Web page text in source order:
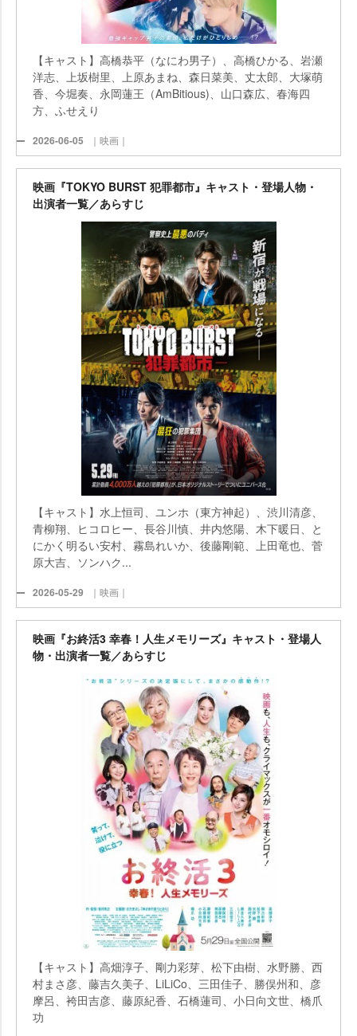
【キャスト】高橋恭平（なにわ男子）、高橋ひかる、岩瀬
洋志、上坂樹里、上原あまね、森日菜美、丈太郎、大塚萌
香、今堀奏、永岡蓮王（AmBitious)、山口森広、春海四
方、ふせえり
2026-06-05 ｜映画｜
映画『TOKYO BURST 犯罪都市』キャスト・登場人物・
出演者一覧／あらすじ
【キャスト】水上恒司、ユンホ（東方神起）、渋川清彦、
青柳翔、ヒコロヒー、長谷川慎、井内悠陽、木下暖日、と
にかく明るい安村、霧島れいか、後藤剛範、上田竜也、菅
原大吉、ソンハク...
2026-05-29 ｜映画｜
映画『お終活3 幸春！人生メモリーズ』キャスト・登場人
物・出演者一覧／あらすじ
【キャスト】高畑淳子、剛力彩芽、松下由樹、水野勝、西
村まさ彦、藤吉久美子、LiLiCo、三田佳子、勝俣州和、彦
摩呂、袴田吉彦、藤原紀香、石橋蓮司、小日向文世、橋爪
功